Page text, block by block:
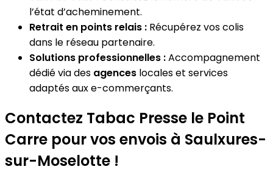
l’état d’acheminement.
Retrait en points relais : Récupérez vos colis
dans le réseau partenaire.
Solutions professionnelles :Accompagnement
dédié via des agences locales et services
adaptés aux e-commerçants.
Contactez Tabac Presse le Point
Carre pour vos envois à Saulxures-
sur-Moselotte !